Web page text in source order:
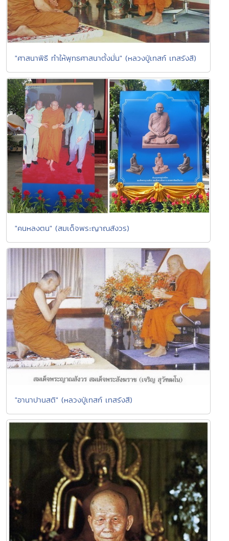
"ศาสนาพิธี ทำให้พุทธศาสนาตั้งมั่น" (หลวงปู่เทสก์ เทสรังสี)
"คนหลงตน" (สมเด็จพระญาณสังวร)
"อานาปานสติ" (หลวงปู่เทสก์ เทสรังสี)